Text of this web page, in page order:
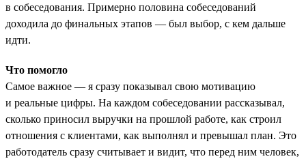
в собеседования. Примерно половина собеседований
доходила до финальных этапов — был выбор, с кем дальше
идти.
Что помогло
Самое важное — я сразу показывал свою мотивацию
и реальные цифры. На каждом собеседовании рассказывал,
сколько приносил выручки на прошлой работе, как строил
отношения с клиентами, как выполнял и превышал план. Это
работодатель сразу считывает и видит, что перед ним человек,